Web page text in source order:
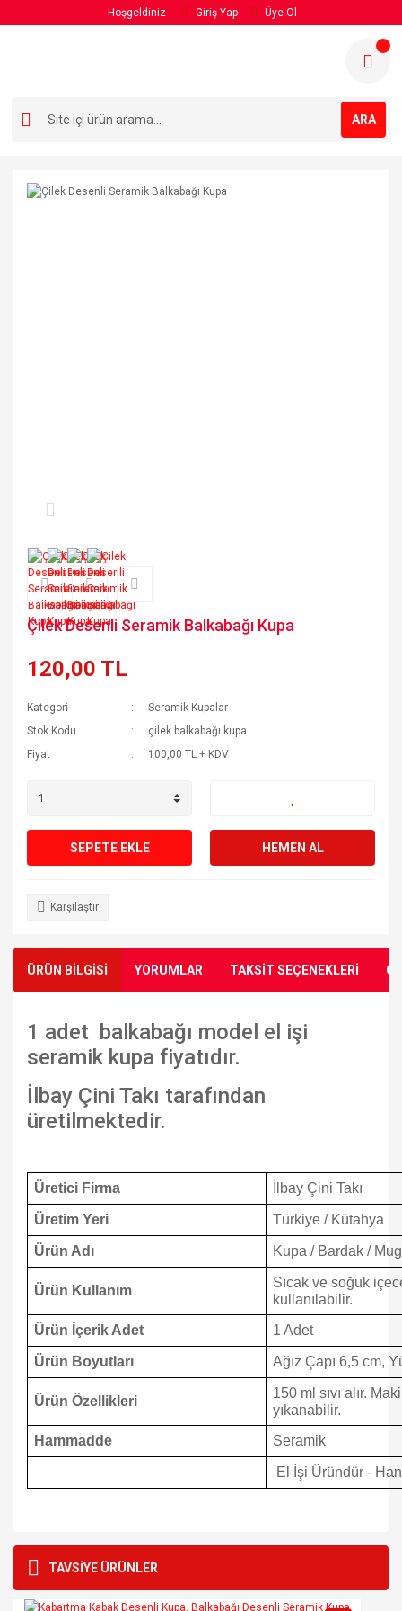
Hoşgeldiniz Giriş Yap Üye Ol
ARA
Çilek Desenli Seramik Balkabağı Kupa
120,00 TL
Kategori
Seramik Kupalar
Stok Kodu
çilek balkabağı kupa
Fiyat
100,00 TL + KDV
SEPETE EKLE HEMEN AL
Karşılaştır
ÜRÜN BİLGİSİ YORUMLAR TAKSİT SEÇENEKLERİ
1 adet balkabağı model el işi
seramik kupa fiyatıdır.
İlbay Çini Takı tarafından
üretilmektedir.
Üretici Firma İlbay Çini Takı
Üretim Yeri Türkiye / Kütahya
Ürün Adı Kupa / Bardak / Mug
Ürün Kullanım
Sıcak ve soğuk
kullanılabilir.
Ürün İçerik Adet
1 Adet
Ürün Boyutları Ağız Çapı 6,5 cm,
Ürün Özellikleri
150 ml sıvı alır.
yıkanabilir.
Hammadde
Seramik
El İşi Üründür -
Bu ürüne ilk yorumu siz yapın!
kullanarak tarafımıza iletebilirsiniz.
Görüş ve önerileriniz için teşekkür ederiz.
TAVSİYE ÜRÜNLER